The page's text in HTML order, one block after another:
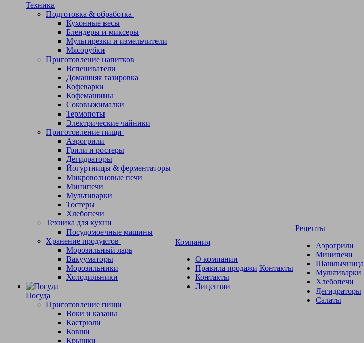
Техника
Подготовка & обработка
Кухонные весы
Блендеры и миксеры
Мультирезки и измельчители
Мясорубки
Приготовление напитков
Вспениватели
Домашняя газировка
Кофеварки
Кофемашины
Соковыжималки
Термопоты
Электрические чайники
Приготовление пищи
Аэрогрили
Грили и ростеры
Дегидраторы
Йогуртницы & ферментаторы
Микроволновые печи
Минипечи
Мультиварки
Тостеры
Хлебопечи
Техника для кухни
Посудомоечные машины
Хранение продуктов
Морозильный ларь
Вакууматоры
Морозильники
Холодильники
Посуда
Приготовление пищи
Воки и казаны
Кастрюли
Ковши
Крышки
Компания
О компании
Правила продажи
Контакты
Лицензии
Контакты
Рецепты
Аэрогрили
Минипечи
Шашлычница
Мультиварки
Хлебопечи
Дегидраторы
Салаты